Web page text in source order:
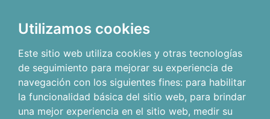
Utilizamos cookies
Este sitio web utiliza cookies y otras tecnologías
de seguimiento para mejorar su experiencia de
navegación con los siguientes fines: para habilitar
la funcionalidad básica del sitio web, para brindar
una mejor experiencia en el sitio web, medir su